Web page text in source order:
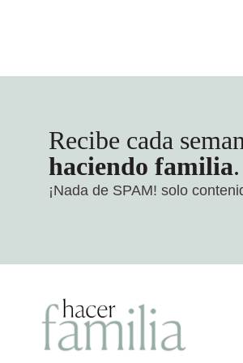
Recibe cada
haciendo familia.
¡Nada de SPAM! solo